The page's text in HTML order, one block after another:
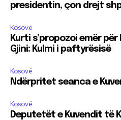
presidentin, çon drejt
Kosovë
Kurti s’propozoi emër
Gjini: Kulmi i paftyrësisë
Kosovë
Ndërpritet seanca e
Kosovë
Deputetët e Kuvendit të